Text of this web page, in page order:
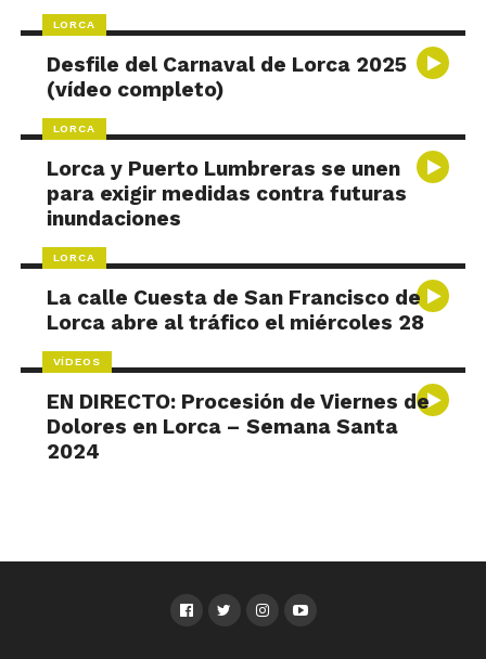
LORCA
Desfile del Carnaval de Lorca 2025
(vídeo completo)
LORCA
Lorca y Puerto Lumbreras se unen
para exigir medidas contra futuras
inundaciones
LORCA
La calle Cuesta de San Francisco de
Lorca abre al tráfico el miércoles 28
VÍDEOS
EN DIRECTO: Procesión de Viernes de
Dolores en Lorca – Semana Santa
2024